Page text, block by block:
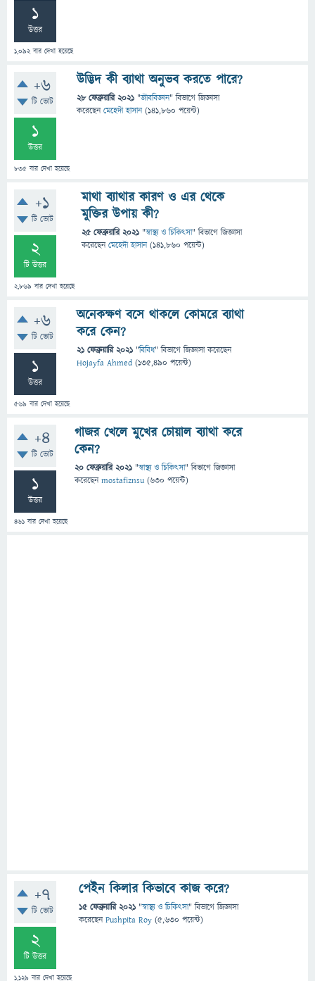
1
উত্তর
1,092বার দেখা হয়েছে
+6
টি ভোট
1
উত্তর
835 বার দেখা হয়েছে
উদ্ভিদ কী ব্যাথা অনুভব করতে পারে?
28 ফেব্রুয়ারি 2021 "জীববিজ্ঞান" বিভাগে জিজ্ঞাসা
করেছেনমেহেদী হাসান (141,860 পয়েন্ট)
+1
টি ভোট
2
টি উত্তর
2,869 বার দেখা হয়েছে
মাথা ব্যাথার কারণ ও এর থেকে
মুক্তির উপায় কী?
25 ফেব্রুয়ারি 2021 "স্বাস্থ্য ও চিকিৎসা" বিভাগে জিজ্ঞাসা
করেছেনমেহেদী হাসান (141,860 পয়েন্ট)
+6
টি ভোট
1
উত্তর
569 বার দেখা হয়েছে
অনেকক্ষণ বসে থাকলে কোমরে ব্যাথা
করে কেন?
21 ফেব্রুয়ারি 2021 "বিবিধ" বিভাগে জিজ্ঞাসাকরেছেন
Hojayfa Ahmed (135,490 পয়েন্ট)
+4
টি ভোট
1
উত্তর
461 বার দেখা হয়েছে
গাজর খেলে মুখের চোয়াল ব্যাথা করে
কেন?
20 ফেব্রুয়ারি 2021 "স্বাস্থ্য ও চিকিৎসা" বিভাগে জিজ্ঞাসা
করেছেনmostafiznsu (630 পয়েন্ট)
+7
টি ভোট
2
টি উত্তর
1,129 বার দেখা হয়েছে
পেইন কিলার কিভাবে কাজ করে?
15 ফেব্রুয়ারি 2021 "স্বাস্থ্য ও চিকিৎসা" বিভাগে জিজ্ঞাসা
করেছেনPushpita Roy (5,630 পয়েন্ট)